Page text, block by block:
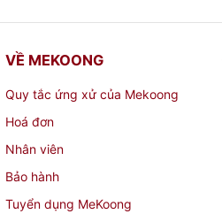
VỀ MEKOONG
Quy tắc ứng xử của Mekoong
Hoá đơn
Nhân viên
Bảo hành
Tuyển dụng MeKoong